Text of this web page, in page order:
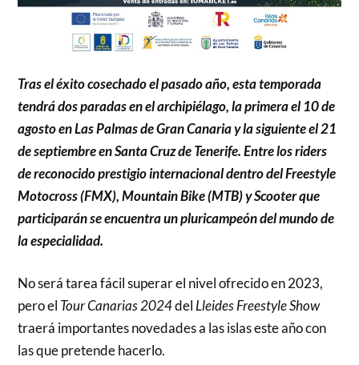
Tras el éxito cosechado el pasado año, esta temporada
tendrá dos paradas en el archipiélago, la primera el 10 de
agosto en Las Palmas de Gran Canaria y la siguiente el 21
de septiembre en Santa Cruz de Tenerife. Entre los riders
de reconocido prestigio internacional dentro del Freestyle
Motocross (FMX), Mountain Bike (MTB) y Scooter que
participarán se encuentra un pluricampeón del mundo de
la especialidad.
No será tarea fácil superar el nivel ofrecido en 2023,
pero el Tour Canarias 2024delLleides Freestyle Show
traerá importantes novedades a las islas este año con
las que pretende hacerlo.